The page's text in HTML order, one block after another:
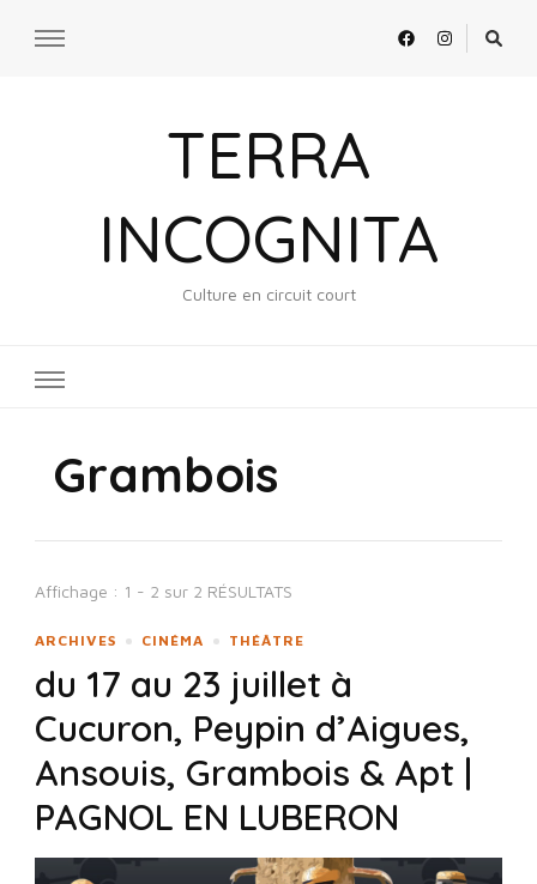
TERRA
INCOGNITA
Culture en circuit court
Grambois
Affichage : 1 - 2 sur 2 RÉSULTATS
ARCHIVES CINÉMA THÉÂTRE
du 17 au 23 juillet à
Cucuron, Peypin d’Aigues,
Ansouis, Grambois & Apt |
PAGNOL EN LUBERON